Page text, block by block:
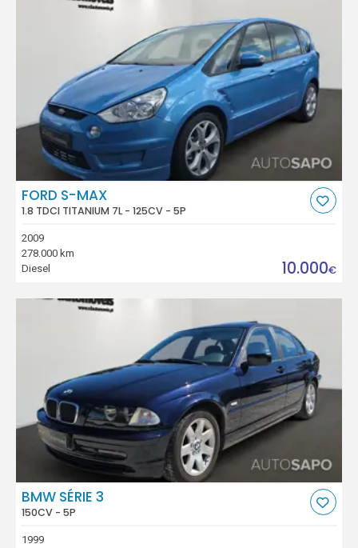
FORD S-MAX
1.8 TDCI TITANIUM 7L - 125CV - 5P
2009
278.000 km
Diesel
10.000€
BMW SÉRIE 3
150CV - 5P
1999